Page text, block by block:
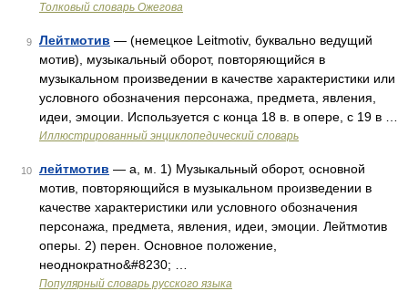
Толковый словарь Ожегова
9 Лейтмотив — (немецкое Leitmotiv, буквально ведущий
мотив), музыкальный оборот, повторяющийся в
музыкальном произведении в качестве характеристики или
условного обозначения персонажа, предмета, явления,
идеи, эмоции. Используется с конца 18 в. в опере, с 19 в …
Иллюстрированный энциклопедический словарь
10 лейтмотив — а, м. 1) Музыкальный оборот, основной
мотив, повторяющийся в музыкальном произведении в
качестве характеристики или условного обозначения
персонажа, предмета, явления, идеи, эмоции. Лейтмотив
оперы. 2) перен. Основное положение,
неоднократно&#8230; …
Популярный словарь русского языка